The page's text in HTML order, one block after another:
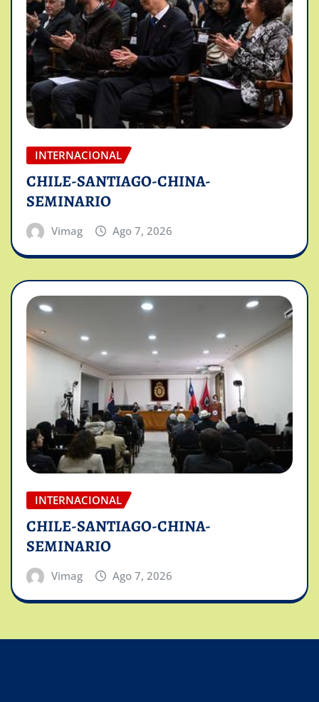
INTERNACIONAL
CHILE-SANTIAGO-CHINA-
SEMINARIO
Vimag Ago 7, 2026
INTERNACIONAL
CHILE-SANTIAGO-CHINA-
SEMINARIO
Vimag Ago 7, 2026